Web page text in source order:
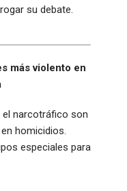
su debate.
más violento en
el narcotráfico son
homicidios.
especiales para